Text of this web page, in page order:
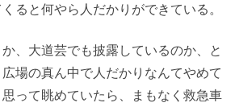
ると何やら人だかりができている。
、大道芸でも披露しているのか、と
場の真ん中で人だかりなんてやめて
って眺めていたら、まもなく救急車